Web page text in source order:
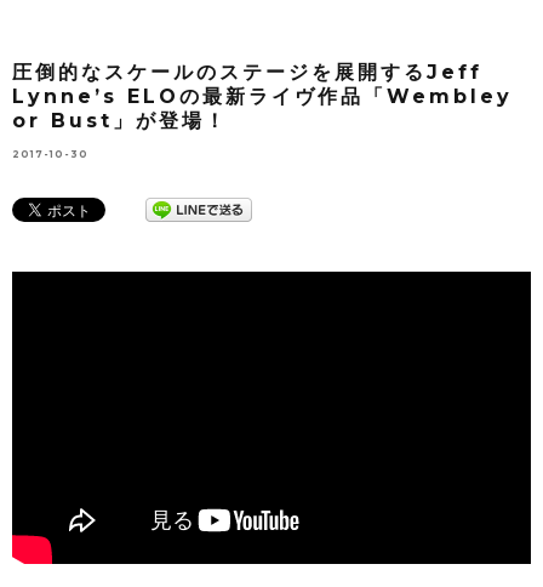
圧倒的なスケールのステージを展開するJeff
Lynne’s ELOの最新ライヴ作品「Wembley
or Bust」が登場！
2017-10-30